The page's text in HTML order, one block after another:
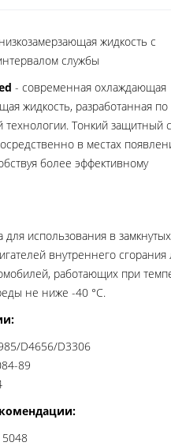
жидкость с
службы
- современная охлаждающая
жидкость, разработанная по
технологии. Тонкий защитный
в местах
более эффективному
использования в
внутреннего сгорания
работающих при
не ниже -40 °С.
D4656/D3306
89
5048